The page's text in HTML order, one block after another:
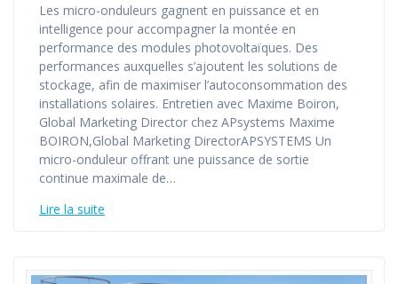
Les micro-onduleurs gagnent en puissance et en
intelligence pour accompagner la montée en
performance des modules photovoltaïques. Des
performances auxquelles s’ajoutent les solutions de
stockage, afin de maximiser l’autoconsommation des
installations solaires. Entretien avec Maxime Boiron,
Global Marketing Director chez APsystems Maxime
BOIRON,Global Marketing DirectorAPSYSTEMS Un
micro-onduleur offrant une puissance de sortie
continue maximale de…
Lire la suite